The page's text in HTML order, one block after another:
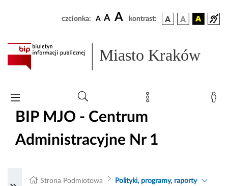
czcionka: A A A kontrast:
Miasto Kraków
BIP MJO - Centrum
Administracyjne Nr 1
Strona Podmiotowa Polityki, programy, raporty